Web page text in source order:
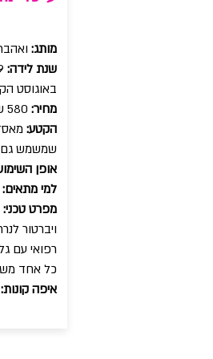
מותג:
שנת לידה:
באוגוסט
מחיר: 580 שקל
הקטע:
שמשמש גם
אופן
למי מתאים:
מפרט טכני:
ויברטור
רפואי עם
כל אחד
איפה קונות: